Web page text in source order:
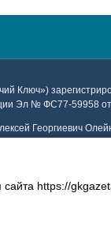
Ключ»)
Эл № ФС77-59958
Георгиевич
Copyright 2020
https://